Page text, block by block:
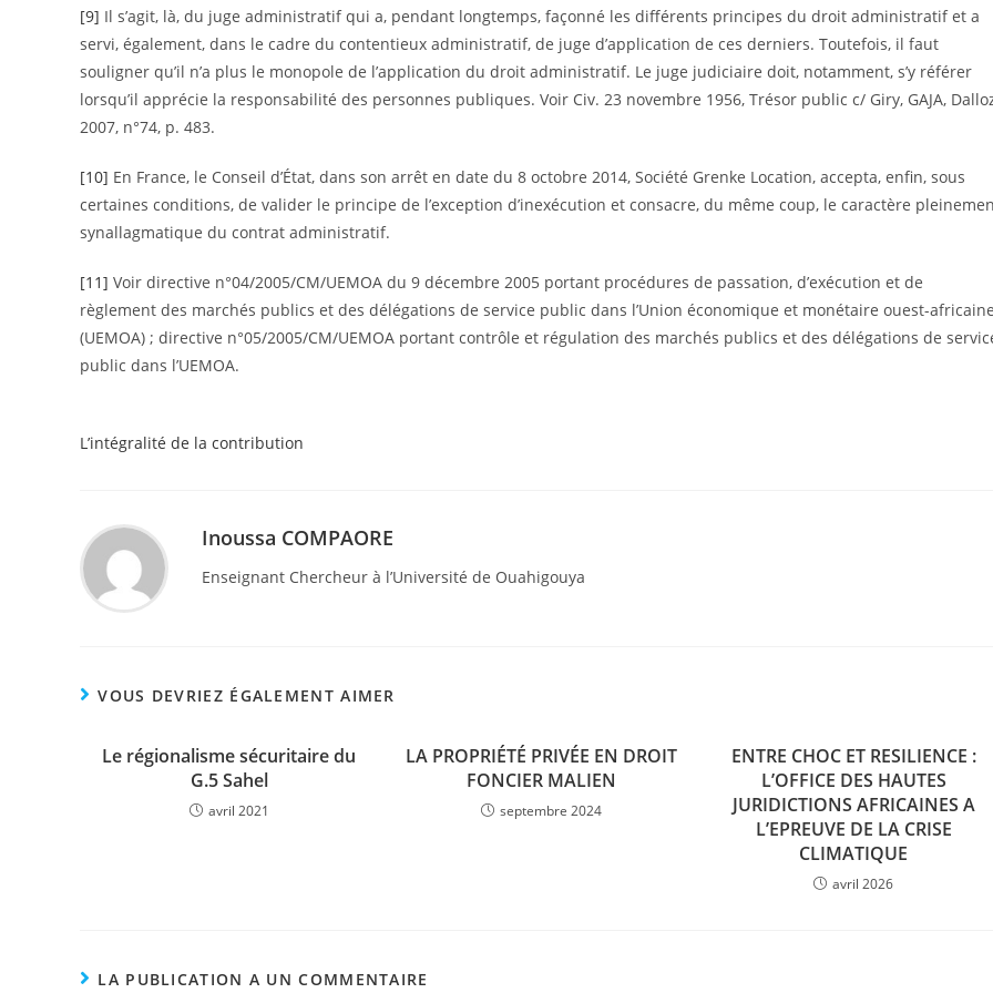
[9] Il s’agit, là, du juge administratif qui a, pendant longtemps, façonné les différents principes du droit administratif et a
servi, également, dans le cadre du contentieux administratif, de juge d’application de ces derniers. Toutefois, il faut
souligner qu’il n’a plus le monopole de l’application du droit administratif. Le juge judiciaire doit, notamment, s’y référer
lorsqu’il apprécie la responsabilité des personnes publiques. Voir Civ. 23 novembre 1956, Trésor public c/ Giry, GAJA,
2007, n°74, p. 483.
[10] En France, le Conseil d’État, dans son arrêt en date du 8 octobre 2014, Société Grenke Location, accepta, enfin, sous
certaines conditions, de valider le principe de l’exception d’inexécution et consa­cre, du même coup, le caractère
synallagmatique du contrat administratif.
[11] Voir directive n°04/2005/CM/UEMOA du 9 décembre 2005 portant procédures de passation, d’exécution et de
règlement des marchés publics et des délégations de service public dans l’Union économique et monétaire ouest-africaine
(UEMOA) ; directive n°05/2005/CM/UEMOA portant contrôle et régulation des marchés publics et des délégations de
public dans l’UEMOA.
L’intégralité de la contribution
Inoussa COMPAORE
Enseignant Chercheur à l’Université de Ouahigouya
VOUS DEVRIEZ ÉGALEMENT AIMER
Le régionalisme sécuritaire du
G.5 Sahel
avril 2021
LA PROPRIÉTÉ PRIVÉE EN DROIT
FONCIER MALIEN
septembre 2024
ENTRE CHOC ET RESILIENCE :
L’OFFICE DES HAUTES
JURIDICTIONS AFRICAINES A
L’EPREUVE DE LA CRISE
CLIMATIQUE
avril 2026
LA PUBLICATION A UN COMMENTAIRE